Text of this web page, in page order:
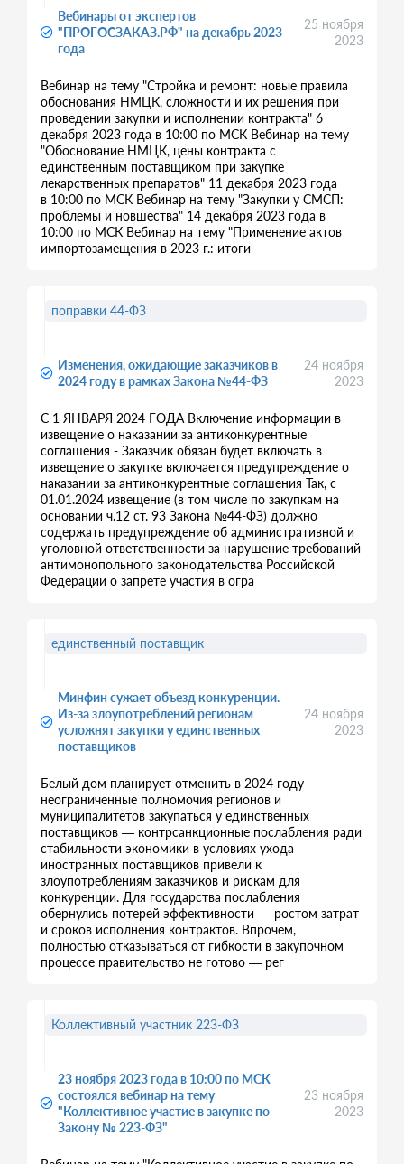
Вебинары от экспертов
"ПРОГОСЗАКАЗ.РФ" на декабрь 2023
года
25 ноября
2023
Вебинар на тему "Стройка и ремонт: новые правила
обоснования НМЦК, сложности и их решения при
проведении закупки и исполнении контракта" 6
декабря 2023 года в 10:00 по МСК Вебинар на тему
"Обоснование НМЦК, цены контракта с
единственным поставщиком при закупке
лекарственных препаратов" 11 декабря 2023 года
в 10:00 по МСК Вебинар на тему "Закупки у СМСП:
проблемы и новшества" 14 декабря 2023 года в
10:00 по МСК Вебинар на тему "Применение актов
импортозамещения в 2023 г.: итоги
Изменения, ожидающие заказчиков в
2024 году в рамках Закона №44-ФЗ
24 ноября
2023
С 1 ЯНВАРЯ 2024 ГОДА Включение информации в
извещение о наказании за антиконкурентные
соглашения - Заказчик обязан будет включать в
извещение о закупке включается предупреждение о
наказании за антиконкурентные соглашения Так, с
01.01.2024 извещение (в том числе по закупкам на
основании ч.12 ст. 93 Закона №44-ФЗ) должно
содержать предупреждение об административной и
уголовной ответственности за нарушение требований
антимонопольного законодательства Российской
Федерации о запрете участия в огра
поправки 44-ФЗ
Минфин сужает объезд конкуренции.
Из-за злоупотреблений регионам
усложнят закупки у единственных
поставщиков
24 ноября
2023
Белый дом планирует отменить в 2024 году
неограниченные полномочия регионов и
муниципалитетов закупаться у единственных
поставщиков — контрсанкционные послабления ради
стабильности экономики в условиях ухода
иностранных поставщиков привели к
злоупотреблениям заказчиков и рискам для
конкуренции. Для государства послабления
обернулись потерей эффективности — ростом затрат
и сроков исполнения контрактов. Впрочем,
полностью отказываться от гибкости в закупочном
процессе правительство не готово — рег
единственный поставщик
23 ноября 2023 года в 10:00 по МСК
состоялся вебинар на тему
"Коллективное участие в закупке по
Закону № 223-ФЗ"
23 ноября
2023
Коллективный участник 223-ФЗ